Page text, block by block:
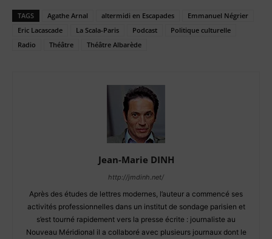
TAGS Agathe Arnal altermidi en Escapades
Emmanuel Négrier
Eric Lacascade
La Scala-Paris Podcast
Politique culturelle
Radio
Théâtre Théâtre Albarède
Jean-Marie DINH
http://jmdinh.net/
Après des études de lettres modernes, l’auteur a commencé ses
activités professionnelles dans un institut de sondage parisien et
s’est tourné rapidement vers la presse écrite : journaliste au
Nouveau Méridional il a collaboré avec plusieurs journaux dont le